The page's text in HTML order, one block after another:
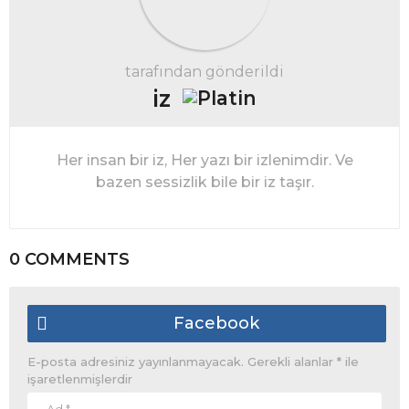
tarafından gönderildi
iz
Her insan bir iz, Her yazı bir izlenimdir. Ve
bazen sessizlik bile bir iz taşır.
0 COMMENTS
Facebook
E-posta adresiniz yayınlanmayacak. Gerekli alanlar * ile
işaretlenmişlerdir